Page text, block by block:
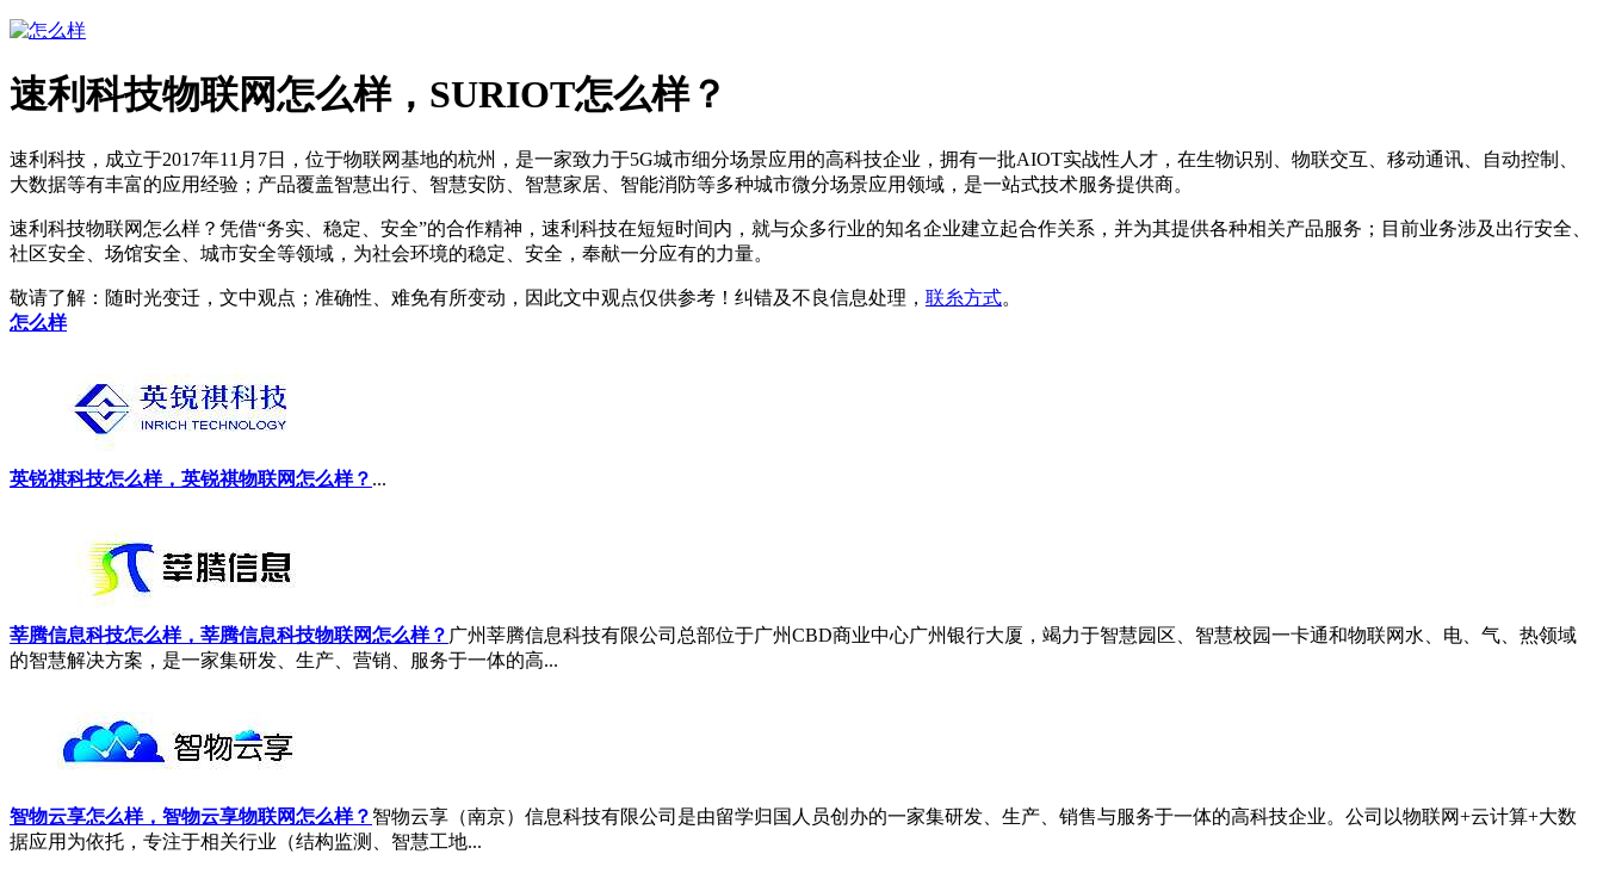
速利科技物联网怎么样，SURIOT怎么样？
速利科技，成立于2017年11月7日，位于物联网基地的杭州，是一家致力于5G城市细分场景应用的高科技企业，拥有一批AIOT实战性人才，在生物识别、物联交互、移动通讯、自动控制、
大数据等有丰富的应用经验；产品覆盖智慧出行、智慧安防、智慧家居、智能消防等多种城市微分场景应用领域，是一站式技术服务提供商。
速利科技物联网怎么样？凭借“务实、稳定、安全”的合作精神，速利科技在短短时间内，就与众多行业的知名企业建立起合作关系，并为其提供各种相关产品服务；目前业务涉及出行安全、
社区安全、场馆安全、城市安全等领域，为社会环境的稳定、安全，奉献一分应有的力量。
敬请了解 ：随时光变迁，文中观点；准确性、难免有所变动，因此文中观点仅供参考 ！纠错及不良信息处理， 联糸方式。
怎么样
英锐祺科技怎么样，英锐祺物联网怎么样？ ...
莘腾信息科技怎么样，莘腾信息科技物联网怎么样？ 广州莘腾信息科技有限公司总部位于广州CBD商业中心广州银行大厦，竭力于智慧园区、智慧校园一卡通和物联网水、电、气、热领域
的智慧解决方案，是一家集研发、生产、营销、服务于一体的高...
智物云享怎么样，智物云享物联网怎么样？ 智物云享（南京）信息科技有限公司是由留学归国人员创办的一家集研发、生产、销售与服务于一体的高科技企业。公司以物联网+云计算+大数
据应用为依托，专注于相关行业（结构监测、智慧工地...